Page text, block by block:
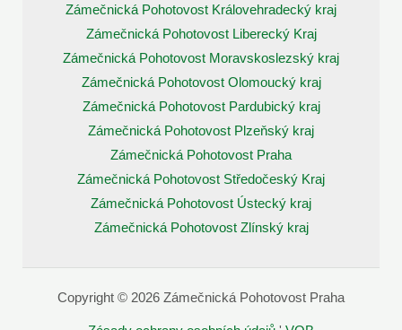
Zámečnická Pohotovost Královehradecký kraj
Zámečnická Pohotovost Liberecký Kraj
Zámečnická Pohotovost Moravskoslezský kraj
Zámečnická Pohotovost Olomoucký kraj
Zámečnická Pohotovost Pardubický kraj
Zámečnická Pohotovost Plzeňský kraj
Zámečnická Pohotovost Praha
Zámečnická Pohotovost Středočeský Kraj
Zámečnická Pohotovost Ústecký kraj
Zámečnická Pohotovost Zlínský kraj
Copyright © 2026 Zámečnická Pohotovost Praha